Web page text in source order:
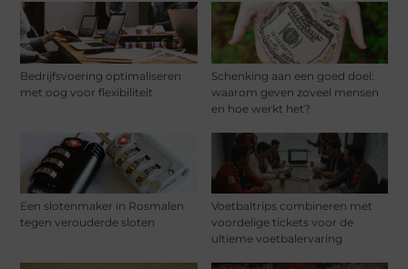
Bedrijfsvoering optimaliseren
met oog voor flexibiliteit
Schenking aan een goed doel:
waarom geven zoveel mensen
en hoe werkt het?
Een slotenmaker in Rosmalen
tegen verouderde sloten
Voetbaltrips combineren met
voordelige tickets voor de
ultieme voetbalervaring